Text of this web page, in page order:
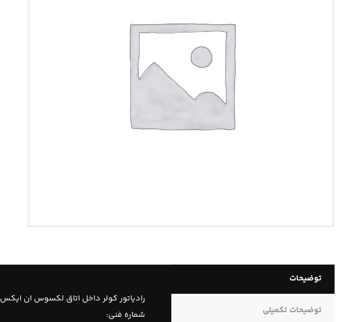
توضیحات
توضیحات تکمیلی
رادیاتور کولر داخل اتاق لکسوس ان ایکس ۲۰۰
شماره فنی: